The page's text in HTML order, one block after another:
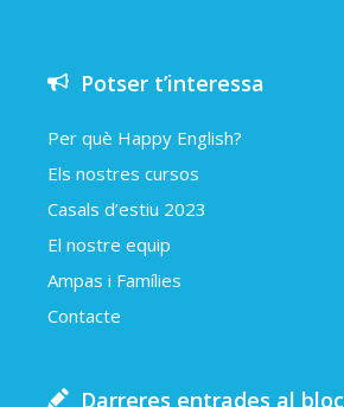
Potser t’interessa
Per què Happy English?
Els nostres cursos
Casals d’estiu 2023
El nostre equip
Ampas i Famílies
Contacte
Darreres entrades al bloc